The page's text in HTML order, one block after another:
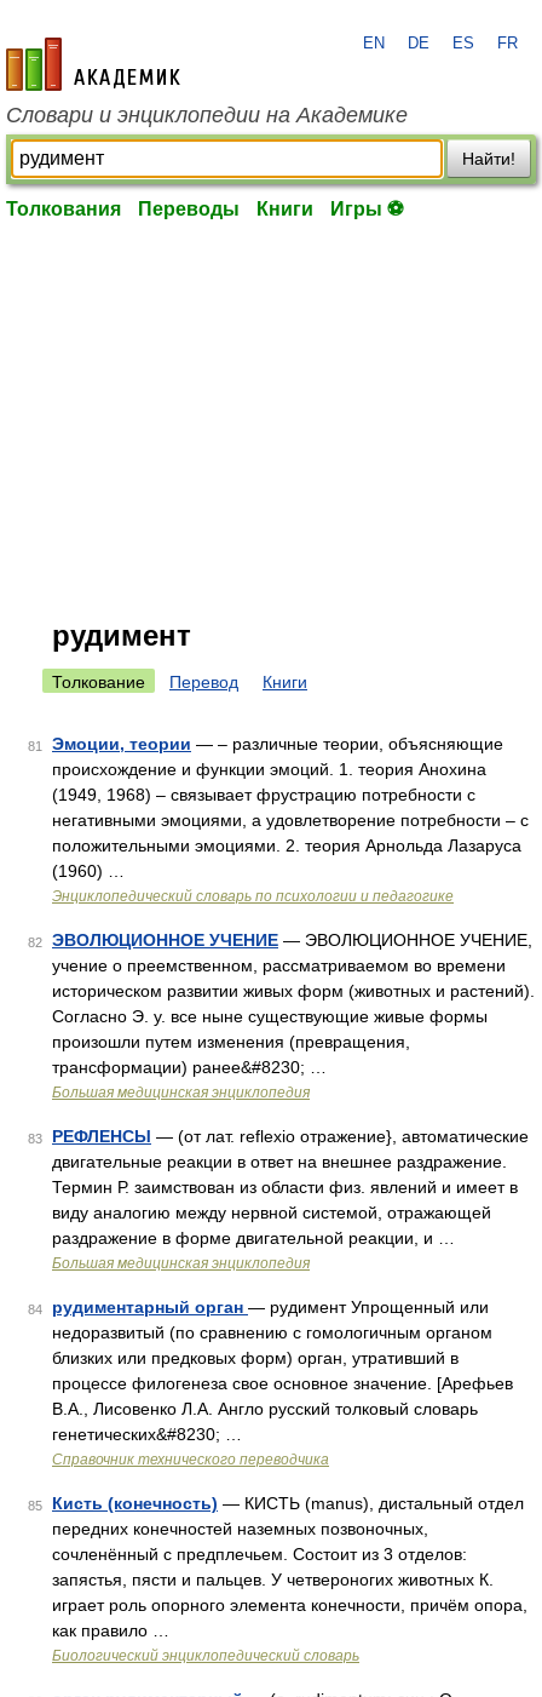
academic.ru
EN DE ES FR
Словари и энциклопедии на Академике
Найти!
Толкования Переводы Книги Игры ⚽
рудимент
Толкование Перевод Книги
81 Эмоции, теории — – различные теории, объясняющие
происхождение и функции эмоций. 1. теория Анохина
(1949, 1968) – связывает фрустрацию потребности с
негативными эмоциями, а удовлетворение потребности – с
положительными эмоциями. 2. теория Арнольда Лазаруса
(1960) …
Энциклопедический словарь по психологии и педагогике
82 ЭВОЛЮЦИОННОЕ УЧЕНИЕ — ЭВОЛЮЦИОННОЕ УЧЕНИЕ,
учение о преемственном, рассматриваемом во времени
историческом развитии живых форм (животных и растений).
Согласно Э. у. все ныне существующие живые формы
произошли путем изменения (превращения,
трансформации) ранее&#8230; …
Большая медицинская энциклопедия
83 РЕФЛЕНСЫ — (от лат. reflexio отражение}, автоматические
двигательные реакции в ответ на внешнее раздражение.
Термин Р. заимствован из области физ. явлений и имеет в
виду аналогию между нервной системой, отражающей
раздражение в форме двигательной реакции, и …
Большая медицинская энциклопедия
84 рудиментарный орган — рудимент Упрощенный или
недоразвитый (по сравнению с гомологичным органом
близких или предковых форм) орган, утративший в
процессе филогенеза свое основное значение. [Арефьев
В.А., Лисовенко Л.А. Англо русский толковый словарь
генетических&#8230; …
Справочник технического переводчика
85 Кисть (конечность) — КИСТЬ (manus), дистальный отдел
передних конечностей наземных позвоночных,
сочленённый с предплечьем. Состоит из 3 отделов:
запястья, пясти и пальцев. У четвероногих животных К.
играет роль опорного элемента конечности, причём опора,
как правило …
Биологический энциклопедический словарь